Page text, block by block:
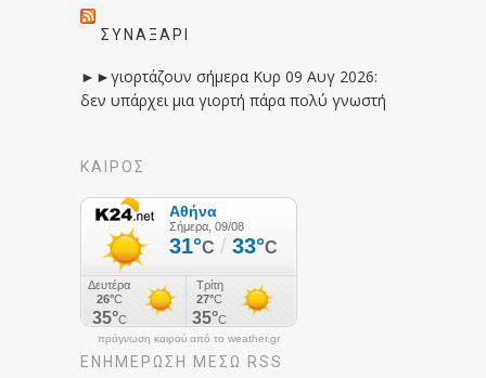
ΣΥΝΑΞΆΡΙ
►►γιορτάζουν σήμερα Κυρ 09 Αυγ 2026:
δεν υπάρχει μια γιορτή πάρα πολύ γνωστή
ΚΑΙΡΟΣ
πρόγνωση καιρού από το weather.gr
ΕΝΗΜΈΡΩΣΉ ΜΕΣΩ RSS